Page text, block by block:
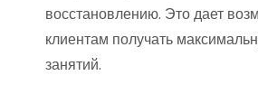
восстановлению. Это дает
клиентам получать
занятий.